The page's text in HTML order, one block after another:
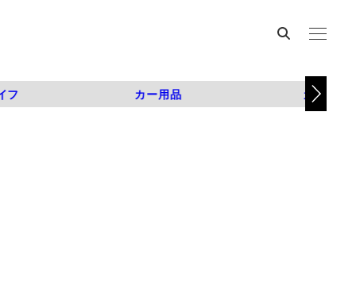
フ カー用品 カスタム